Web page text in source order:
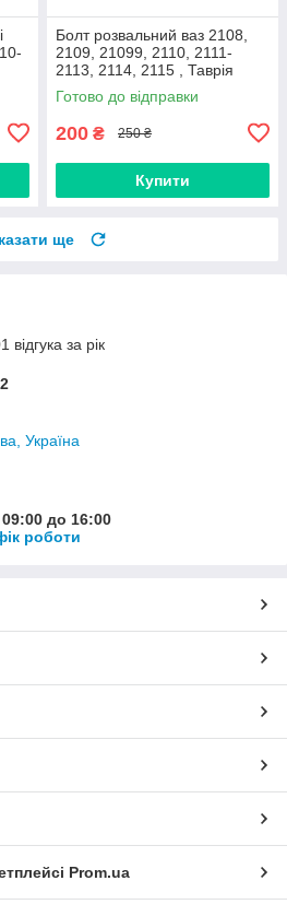
Болт розвальний ваз 2108,
2109, 21099, 2110, 2111-
2113, 2114, 2115 , Таврія
М12х60, стойки передньої
(Авто Комплект)
Готово до відправки
200 ₴ 250 ₴
Купити
ще
за рік
Україна
до 16:00
роботи
Prom.ua